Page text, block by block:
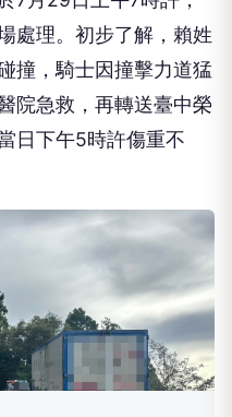
7月29日上午7時許，
處理。初步了解，賴姓
撞，騎士因撞擊力道猛
院急救，再轉送臺中榮
日下午5時許傷重不